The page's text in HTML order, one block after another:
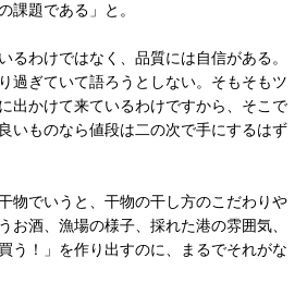
課題である」と。
るわけではなく、品質には自信がある。
過ぎていて語ろうとしない。そもそもツ
出かけて来ているわけですから、そこで
いものなら値段は二の次で手にするはず
物でいうと、干物の干し方のこだわりや
お酒、漁場の様子、採れた港の雰囲気、
う！」を作り出すのに、まるでそれがな